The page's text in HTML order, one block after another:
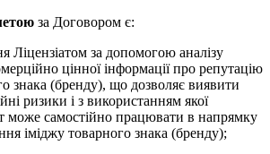
за Договором є:
Ліцензіатом за допомогою аналізу
цінної інформації про репутацію
знака (бренду), що дозволяє виявити
ризики і з використанням якої
може самостійно працювати в напрямку
іміджу товарного знака (бренду);